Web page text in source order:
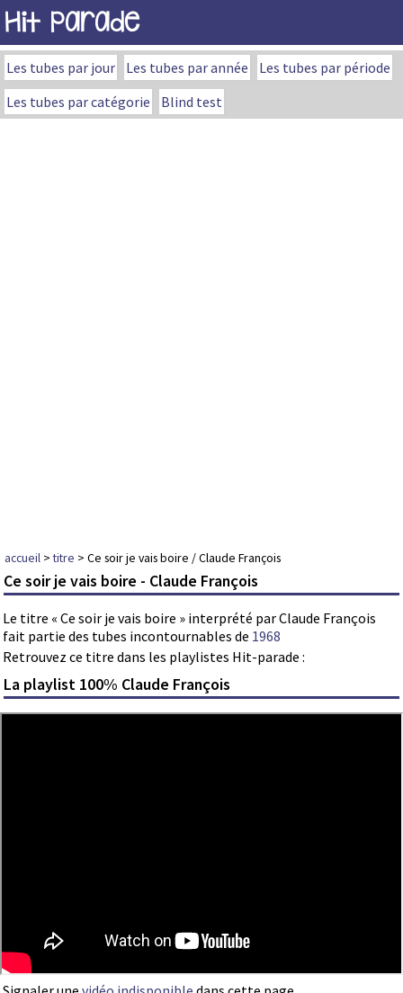
Hit Parade
Les tubes par jour Les tubes par année
Les tubes par période
Les tubes par catégorie
Blind test
accueil >titre > Ce soir je vais boire / Claude François
Ce soir je vais boire - Claude François
Le titre « Ce soir je vais boire » interprété par Claude François
fait partie des tubes incontournables de 1968
Retrouvez ce titre dans les playlistes Hit-parade :
La playlist 100% Claude François